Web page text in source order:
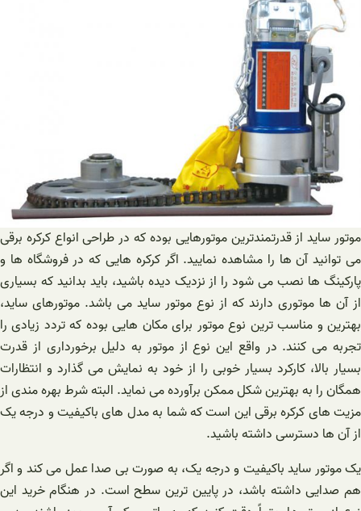
موتور ساید از قدرتمندترین موتورهایی بوده که در طراحی انواع کرکره برقی
می توانید آن ها را مشاهده نمایید. اگر کرکره هایی که در فروشگاه ها و
پارکینگ ها نصب می شود را از نزدیک دیده باشید، باید بدانید که بسیاری
از آن ها موتوری دارند که از نوع موتور ساید می باشد. موتورهای ساید،
بهترین و مناسب ترین نوع موتور برای مکان هایی بوده که تردد زیادی را
تجربه می کنند. در واقع این نوع از موتور به دلیل برخورداری از قدرت
بسیار بالا، کارکرد بسیار خوبی را از خود به نمایش می گذارد و انتظارات
همگان را به بهترین شکل ممکن برآورده می نماید. البته شرط بهره مندی از
مزیت های کرکره برقی این است که شما به مدل های باکیفیت و درجه یک
از آن ها دسترسی داشته باشید.
یک موتور ساید باکیفیت و درجه یک، به صورت بی صدا عمل می کند و اگر
هم صدایی داشته باشد، در پایین ترین سطح است. در هنگام خرید این